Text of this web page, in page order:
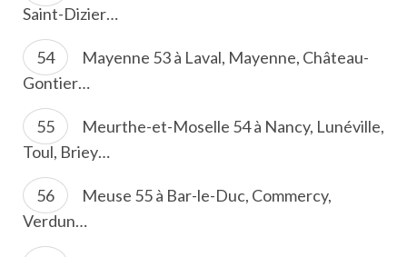
Saint-Dizier…
Mayenne 53 à Laval, Mayenne, Château-
Gontier…
Meurthe-et-Moselle 54 à Nancy, Lunéville,
Toul, Briey…
Meuse 55 à Bar-le-Duc, Commercy,
Verdun…